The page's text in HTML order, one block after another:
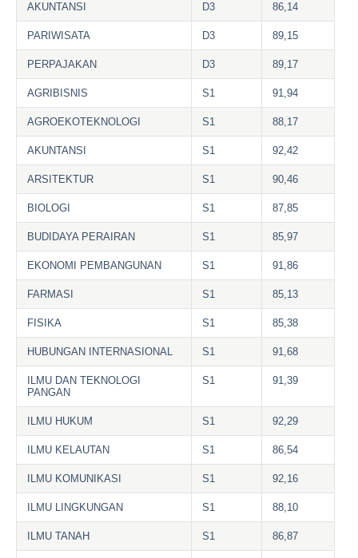
AKUNTANSI D3 86,14
PARIWISATA D3 89,15
PERPAJAKAN D3 89,17
AGRIBISNIS S1 91,94
AGROEKOTEKNOLOGI S1 88,17
AKUNTANSI S1 92,42
ARSITEKTUR S1 90,46
BIOLOGI S1 87,85
BUDIDAYA PERAIRAN S1 85,97
EKONOMI PEMBANGUNAN S1 91,86
FARMASI S1 85,13
FISIKA S1 85,38
HUBUNGAN INTERNASIONAL S1 91,68
ILMU DAN TEKNOLOGI
PANGAN
S1 91,39
ILMU HUKUM S1 92,29
ILMU KELAUTAN S1 86,54
ILMU KOMUNIKASI S1 92,16
ILMU LINGKUNGAN S1 88,10
ILMU TANAH S1 86,87